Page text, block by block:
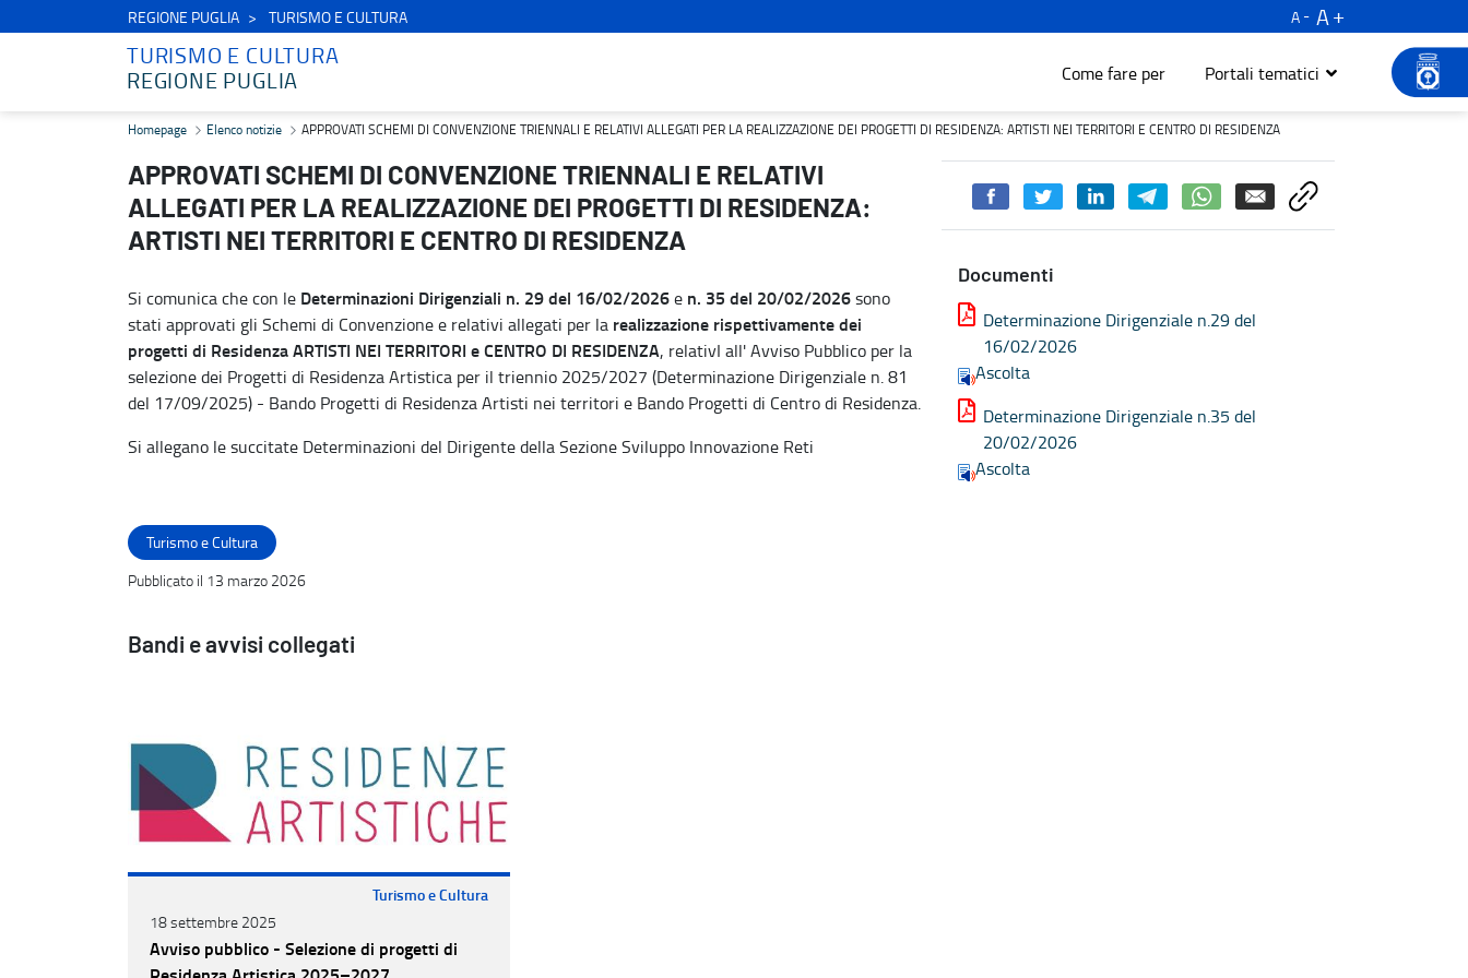
REGIONE PUGLIA TURISMO E CULTURA A
A
TURISMO E CULTURA
REGIONE PUGLIA
Come fare per Portali tematici
APPROVATI SCHEMI DI CONVENZIONE TRIENNALI E RELATIVI ALLEGATI PER LA REALIZZAZIONE DEI PROGETTI DI RESIDENZA: ARTISTI NEI TERRITORI E CENTRO DI RESIDENZA - Turismo e cultura
Homepage Elenco notizie APPROVATI SCHEMI DI CONVENZIONE TRIENNALI E RELATIVI ALLEGATI PER LA REALIZZAZIONE DEI PROGETTI DI RESIDENZA: ARTISTI NEI TERRITORI E CENTRO DI RESIDENZA
APPROVATI SCHEMI DI CONVENZIONE TRIENNALI E RELATIVI
ALLEGATI PER LA REALIZZAZIONE DEI PROGETTI DI RESIDENZA:
ARTISTI NEI TERRITORI E CENTRO DI RESIDENZA
Si comunica che con le Determinazioni Dirigenziali n. 29 del 16/02/2026e n. 35 del 20/02/2026sono
stati approvati gli Schemi di Convenzione e relativi allegati per la realizzazione rispettivamente dei
progetti di Residenza ARTISTI NEI TERRITORI e CENTRO DI RESIDENZA, relativI all' Avviso Pubblico per la
selezione dei Progetti di Residenza Artistica per il triennio 2025/2027 (Determinazione Dirigenziale n. 81
del 17/09/2025) - Bando Progetti di Residenza Artisti nei territori e Bando Progetti di Centro di Residenza.
Si allegano le succitate Determinazioni del Dirigente della Sezione Sviluppo Innovazione Reti
Documenti
Determinazione Dirigenziale n.29 del
16/02/2026
Ascolta
Determinazione Dirigenziale n.35 del
20/02/2026
Ascolta
Turismo e Cultura
Pubblicato il 13 marzo 2026
Bandi e avvisi collegati
Turismo e Cultura
18 settembre 2025
Avviso pubblico - Selezione di progetti di